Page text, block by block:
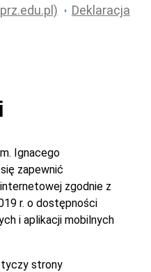
Deklaracja
Ignacego
zapewnić
zgodnie z
r. o dostępności
i aplikacji mobilnych
strony